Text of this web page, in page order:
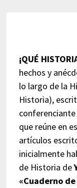
¡QUÉ
hechos y
lo largo de la
Historia),
que reúne en
artículos
inicialmente
de Historia de
«Cuaderno